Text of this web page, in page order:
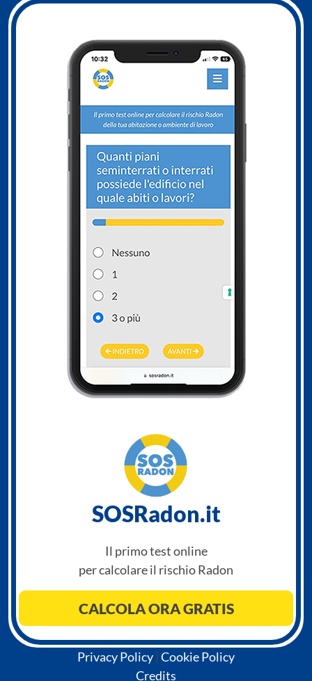
SOSRadon.it
Il primo test online
per calcolare il rischio Radon
CALCOLA ORA GRATIS
Privacy Policy | Cookie Policy
Credits